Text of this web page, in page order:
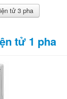
tử 3 pha
tử 1 pha